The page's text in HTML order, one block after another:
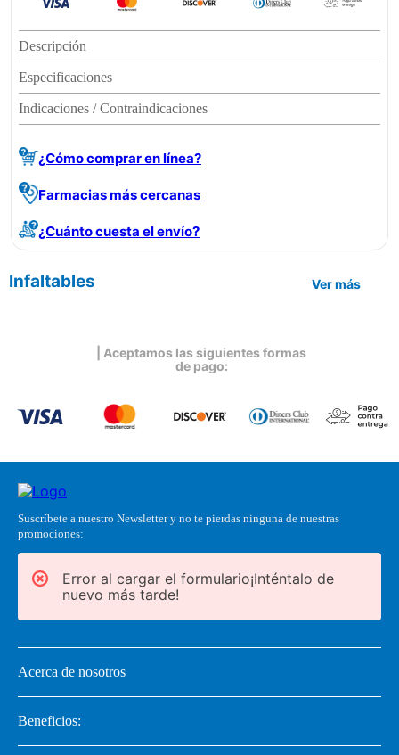
Descripción
Especificaciones
Indicaciones / Contraindicaciones
¿Cómo comprar en línea?
Farmacias más cercanas
¿Cuánto cuesta el envío?
Infaltables Ver más
| Aceptamos las siguientes formas
de pago:
Suscríbete a nuestro Newsletter y no te pierdas ninguna de nuestras
promociones:
Error al cargar el formulario¡Inténtalo de
nuevo más tarde!
Acerca de nosotros
Beneficios: